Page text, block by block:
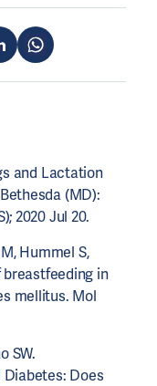
and Lactation
(MD):
2020 Jul 20.
Hummel S,
in
mellitus. Mol
SW.
Does